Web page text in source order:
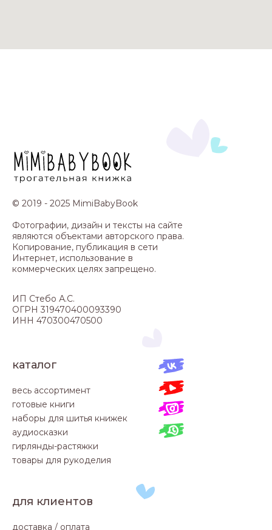
© 2019 - 2025 MimiBabyBook
Фотографии, дизайн и тексты на сайте
являются объектами авторского права.
Копирование, публикация в сети
Интернет, использование в
коммерческих целях запрещено.
весь ассортимент
готовые книги
наборы для шитья книжек
аудиосказки
гирлянды-растяжки
товары для рукоделия
ИП Стебо А.С.
ОГРН 319470400093390
ИНН 470300470500
каталог
доставка / оплата
для клиентов